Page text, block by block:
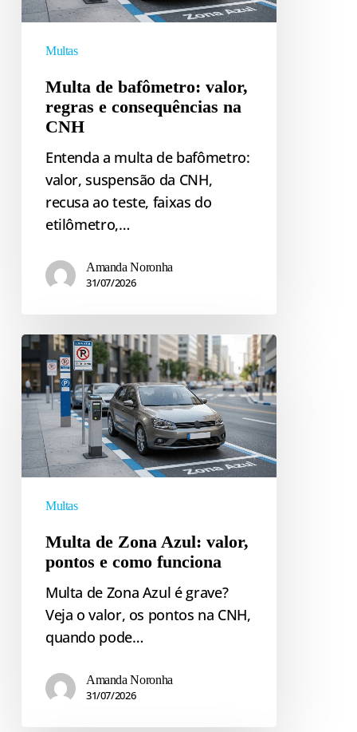
consequências
Multas
Multa de bafômetro: valor,
regras e consequências na
CNH
Entenda a multa de bafômetro:
valor, suspensão da CNH,
recusa ao teste, faixas do
etilômetro,…
Amanda Noronha
31/07/2026
Multa
de
Zona
Azul:
valor,
pontos
e
comoMultas
Multa de Zona Azul: valor,
pontos e como funciona
Multa de Zona Azul é grave?
Veja o valor, os pontos na CNH,
quando pode…
Amanda Noronha
31/07/2026